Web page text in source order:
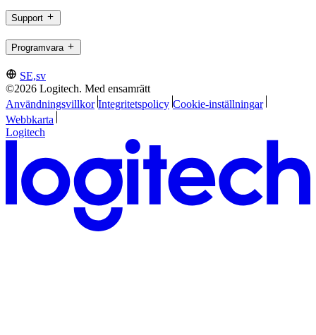
Support
Programvara
SE,sv
©2026 Logitech. Med ensamrätt
Användningsvillkor Integritetspolicy Cookie-inställningar
Webbkarta
Logitech